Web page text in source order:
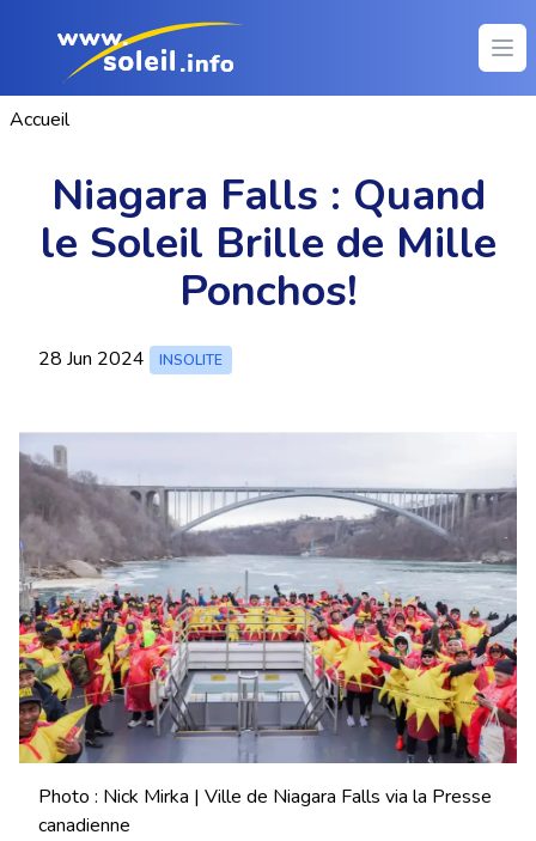
Accueil
Niagara Falls : Quand
le Soleil Brille de Mille
Ponchos!
28 Jun 2024 INSOLITE
Photo : Nick Mirka | Ville de Niagara Falls via la Presse
canadienne